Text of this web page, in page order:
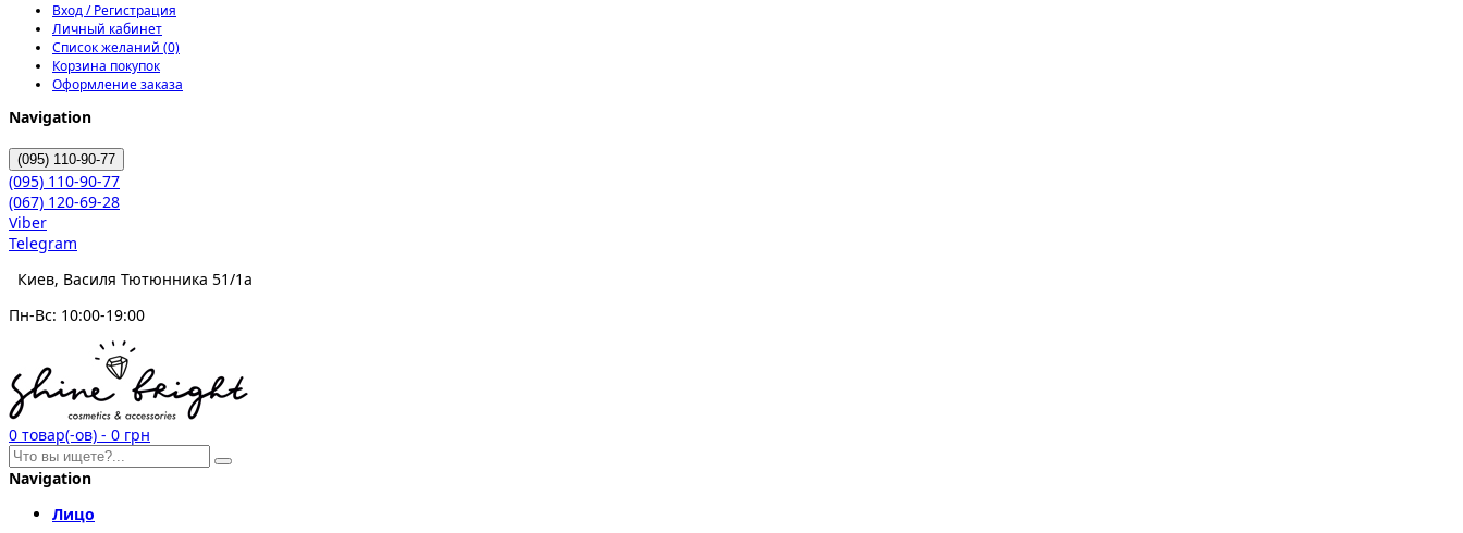
Вход / Регистрация
Личный кабинет
Список желаний (0)
Корзина покупок
Оформление заказа
Navigation
(095) 110-90-77
(095) 110-90-77
(067) 120-69-28
Viber
Telegram
Киев, Василя Тютюнника 51/1а
Пн-Вс: 10:00-19:00
0 товар(-ов) - 0 грн
Navigation
Лицо